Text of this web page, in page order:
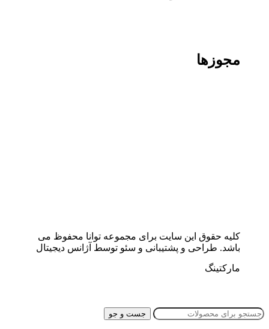
مجوزها
کلیه حقوق این سایت برای مجموعه توانا محفوظ می
باشد. طراحی و پشتیبانی و سئو توسط آژانس دیجیتال
مارکتینگ
جست و جو